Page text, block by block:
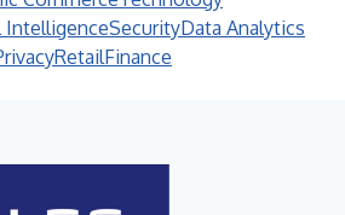
IntelligenceSecurityData Analytics
RetailFinance